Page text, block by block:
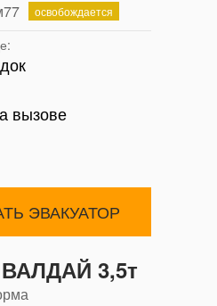
освобождается
вызове
ЭВАКУАТОР
3,5т